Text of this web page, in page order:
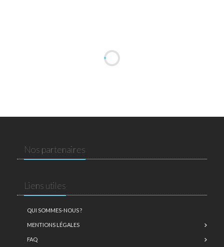
Nos partenaires
Liens utiles
QUI SOMMES-NOUS ?
MENTIONS LÉGALES
FAQ